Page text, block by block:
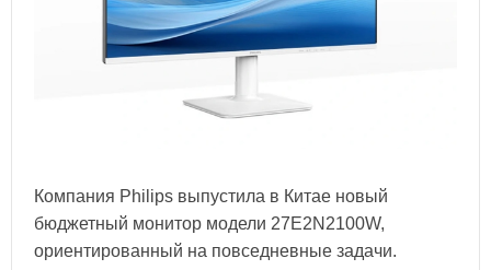
Компания Philips выпустила в Китае новый
бюджетный монитор модели 27E2N2100W,
ориентированный на повседневные задачи.